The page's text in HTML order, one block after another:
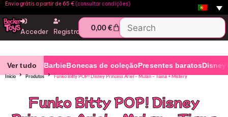
Envio grátis a partir de 65 €(consultar condições)
Acceder Registro 0,00€
Ver tudo BarbieBonecas de coleçãoPresentes baratosDisney
Início Produtos Funko Bitty POP! Disney Princess Ariel – Mulan – Tiana + Mistery
Funko Bitty POP! Disney